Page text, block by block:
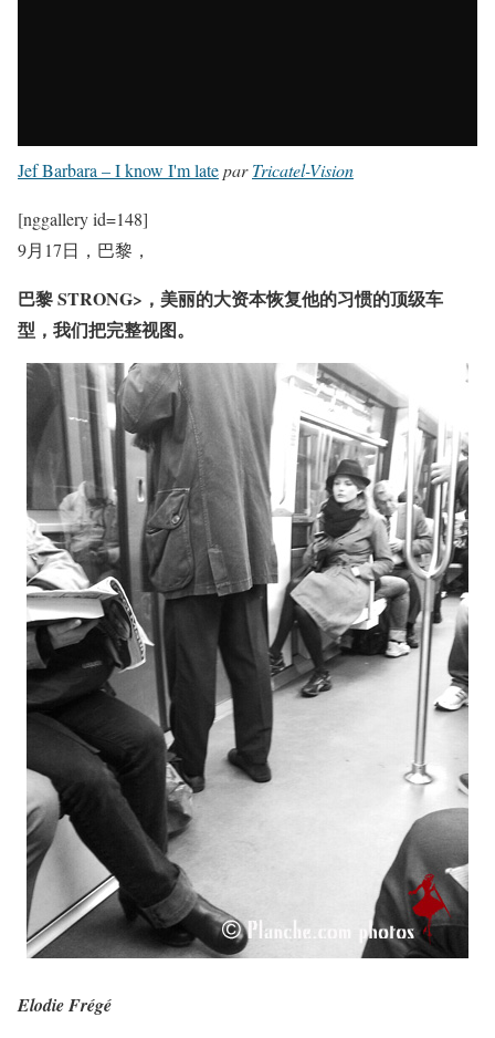
Jef Barbara – I know I'm lateparTricatel-Vision
[nggallery id=148]
9月17日，巴黎，
巴黎 STRONG>，美丽的大资本恢复他的习惯的顶级车
型，我们把完整视图。
Elodie Frégé